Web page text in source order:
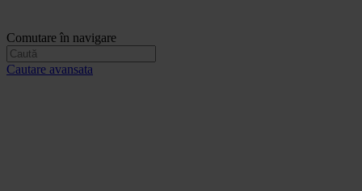
Comutare în navigare
Cautare avansata